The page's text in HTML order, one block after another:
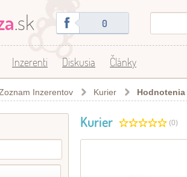
.sk 0
Inzerenti Diskusia Články
Inzerentov Kurier Hodnotenia
Kurier (0)